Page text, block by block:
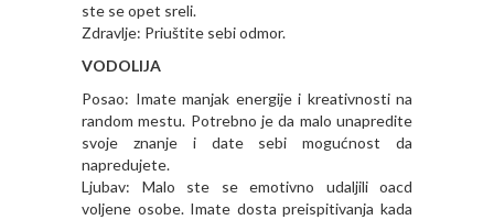
ste se opet sreli.
Zdravlje: Priuštite sebi odmor.
VODOLIJA
Posao: Imate manjak energije i kreativnosti na
random mestu. Potrebno je da malo unapredite
svoje znanje i date sebi mogućnost da
napredujete.
Ljubav: Malo ste se emotivno udaljili oacd
voljene osobe. Imate dosta preispitivanja kada